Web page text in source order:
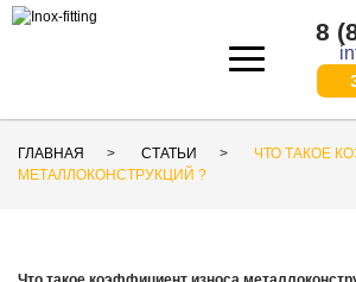
8
ГЛАВНАЯ СТАТЬИ
ЧТО ТАКОЕ
МЕТАЛЛОКОНСТРУКЦИЙ ?